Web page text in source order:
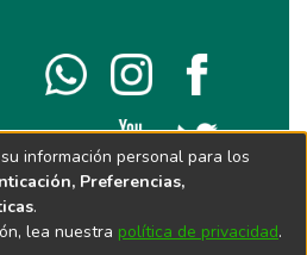
información personal para los
Preferencias,
.
lea nuestra política de privacidad.